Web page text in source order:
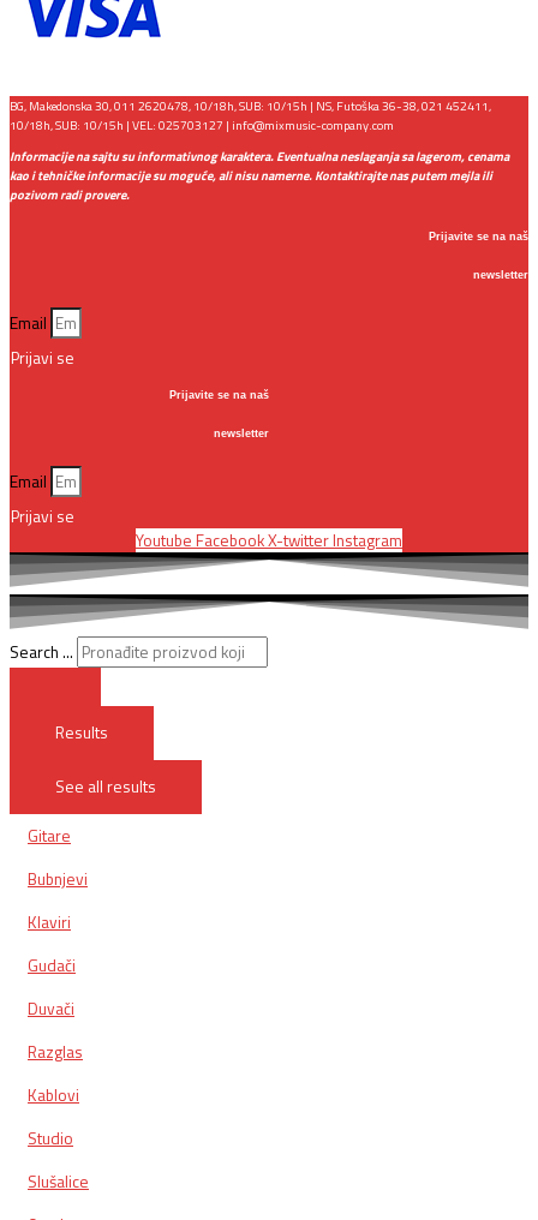
BG, Makedonska 30, 011 2620478, 10/18h, SUB: 10/15h | NS, Futoška 36-38, 021 452411,
10/18h, SUB: 10/15h | VEL: 025703127 | info@mixmusic-company.com
Informacije na sajtu su informativnog karaktera. Eventualna neslaganja sa lagerom, cenama
kao i tehničke informacije su moguće, ali nisu namerne. Kontaktirajte nas putem mejla ili
pozivom radi provere.
Prijavite se na naš
newsletter
Email
Prijavi se
Prijavite se na naš
newsletter
Email
Prijavi se
Youtube FacebookX-twitter Instagram
Search ...
Results
See all results
Gitare
Bubnjevi
Klaviri
Gudači
Duvači
Razglas
Kablovi
Studio
Slušalice